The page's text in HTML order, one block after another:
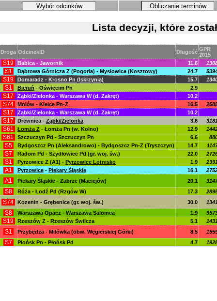
Wybór odcinków Obliczanie terminów
Lista decyzji, które
Droga OdcinekID Długość GPR
2015
S19 Babica - Jawornik 11.6
S1 Dąbrowa Górnicza Z (Pogoria) - Mysłowice (Kosztowy) 24.7
S19 Domaradz - Krosno Pn (Iskrzynia) 15.7
S1 Bieruń - Oświęcim Pn 2.9
S17 Ząbki/Zielonka - Warszawa W (d. Zakręt) 10.2
S74 Mniów - Kielce Pn-Z 16.5
S17 Ząbki/Zielonka - Warszawa W (d. Zakręt) 10.2
S17 Drewnica - Ząbki/Zielonka 3.6
S61 Łomża Z - Łomża Pn (w. Kolno) 12.9
S61 Szczuczyn Pd - Szczuczyn Pn 6.6
S5 Bydgoszcz Pn (Aleksandrowo) - Bydgoszcz Pn-Z (Tryszczyn) 14.7
S7 Radom Pd - Szydłowiec Pd (gr. woj. św.) 22.0
S1 Pyrzowice Z (A1) - Pyrzowice Lotnisko 1.9
A1 Pyrzowice - Piekary Śląskie 16.1
A1 Piekary Śląskie - Zabrze (Maciejów) 20.1
S8 Róża - Łodź Pd (Rzgów W) 17.3
S74 Kozenin - Grębenice (gr. woj. św.) 30.0
S8 Warszawa Opacz - Warszawa Salomea 1.9
S19 Rzeszów Z - Rzeszów Świlcza 5.1
S1 Przybędza - Milówka (obw. Węgierskiej Górki) 8.5
S7 Płońsk Pn - Płońsk Pd 4.7